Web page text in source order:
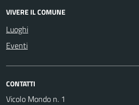
VIVERE IL COMUNE
Luoghi
Eventi
CONTATTI
Vicolo Mondo n. 1